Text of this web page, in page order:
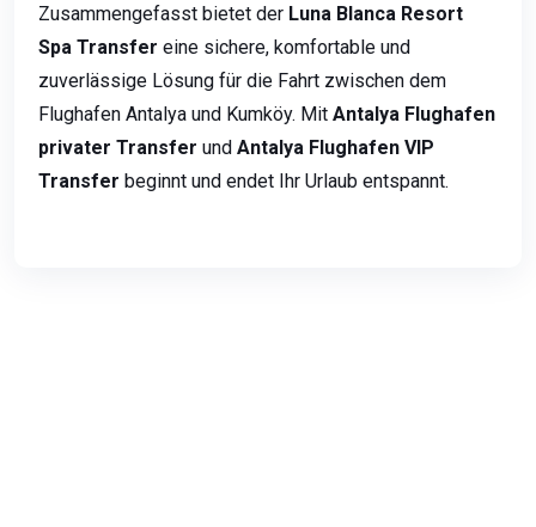
Zusammengefasst bietet der Luna Blanca Resort
Spa Transfer eine sichere, komfortable und
zuverlässige Lösung für die Fahrt zwischen dem
Flughafen Antalya und Kumköy. Mit Antalya Flughafen
privater Transfer und Antalya Flughafen VIP
Transfer beginnt und endet Ihr Urlaub entspannt.